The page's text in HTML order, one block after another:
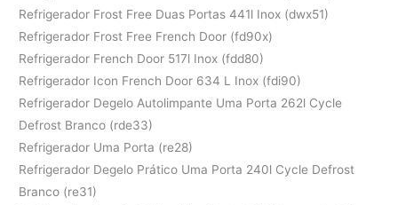
Refrigerador Frost Free Duas Portas 441l Inox (dwx51)
Refrigerador Frost Free French Door (fd90x)
Refrigerador French Door 517l Inox (fdd80)
Refrigerador Icon French Door 634 L Inox (fdi90)
Refrigerador Degelo Autolimpante Uma Porta 262l Cycle
Defrost Branco (rde33)
Refrigerador Uma Porta (re28)
Refrigerador Degelo Prático Uma Porta 240l Cycle Defrost
Branco (re31)